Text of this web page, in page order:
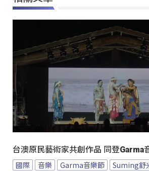
台澳原民藝術家共創作品 同登Garma
國際 音樂 Garma音樂節
Suming舒